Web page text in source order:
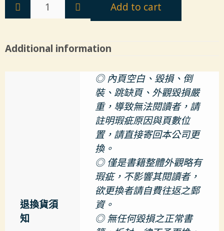
Add to cart
Additional information
退換貨須
知
◎ 內頁空白、毀損、倒
裝、跳缺頁、外觀毀損嚴
重，導致無法閱讀者，請
註明瑕疵原因與頁數位
置，請直接寄回本公司更
換。
◎ 僅是書籍整體外觀略有
瑕疵，不影響其閱讀者，
欲更換者請自費往返之郵
資。
◎ 無任何毀損之正常書